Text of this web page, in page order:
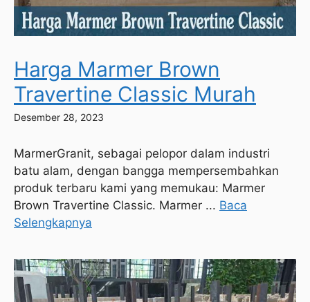
Harga Marmer Brown
Travertine Classic Murah
Desember 28, 2023
MarmerGranit, sebagai pelopor dalam industri
batu alam, dengan bangga mempersembahkan
produk terbaru kami yang memukau: Marmer
Brown Travertine Classic. Marmer ... Baca
Selengkapnya